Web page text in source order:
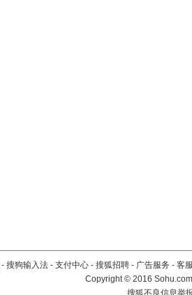
- 搜狗输入法 - 支付中心 - 搜狐招聘 - 广告服务 - 客
Copyright©2016
搜狐不良信息举